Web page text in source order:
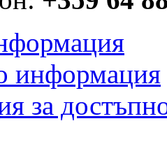
информация
за